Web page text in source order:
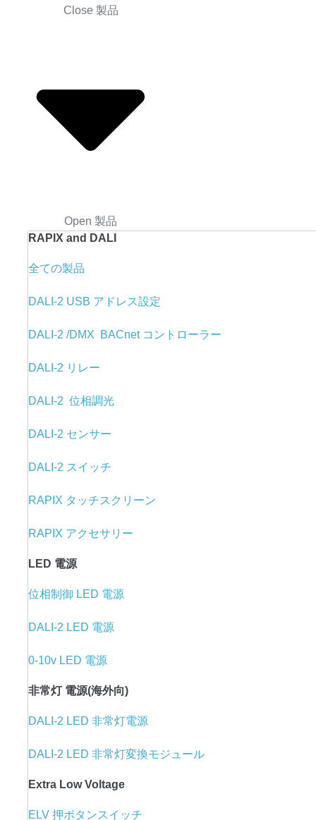
Close 製品
Open 製品
RAPIX and DALI
全ての製品
DALI-2 USB アドレス設定
DALI-2 /DMX BACnet コントローラー
DALI-2 リレー
DALI-2 位相調光
DALI-2 センサー
DALI-2 スイッチ
RAPIX タッチスクリーン
RAPIX アクセサリー
LED 電源
位相制御 LED 電源
DALI-2 LED 電源
0-10v LED 電源
非常灯 電源(海外向)
DALI-2 LED 非常灯電源
DALI-2 LED 非常灯変換モジュール
Extra Low Voltage
ELV 押ボタンスイッチ